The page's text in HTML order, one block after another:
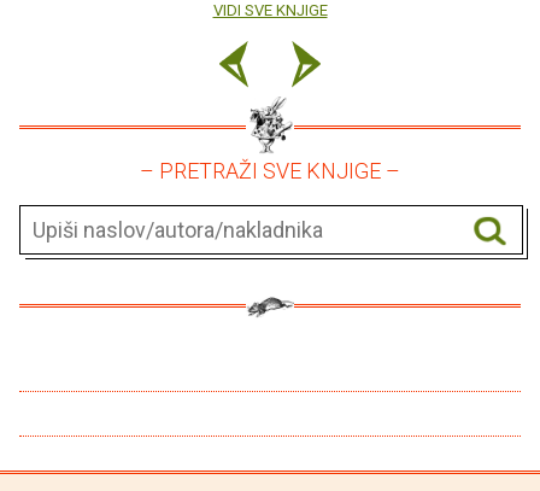
VIDI SVE KNJIGE
– PRETRAŽI SVE KNJIGE –